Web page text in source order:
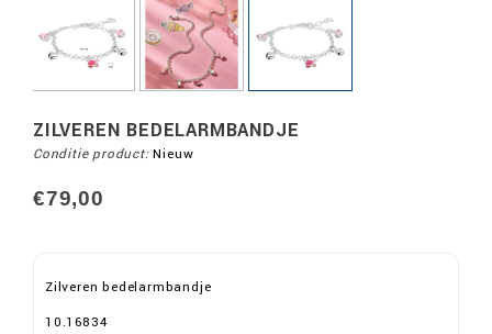
ZILVEREN BEDELARMBANDJE
Conditie product: Nieuw
€79,00
Zilveren bedelarmbandje
10.16834